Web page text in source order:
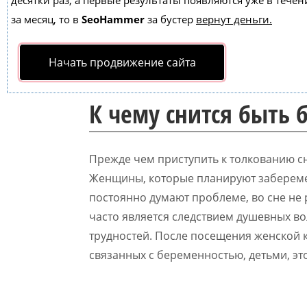
за месяц, то в SeoHammer за бустер вернут деньги.
Начать продвижение сайта
К чему снится
Прежде чем приступить к толкованию
Женщины, которые планируют
постоянно думают проблеме, во сне
часто является следствием душевных
трудностей. После посещения женской
связанных с беременностью, детьми,